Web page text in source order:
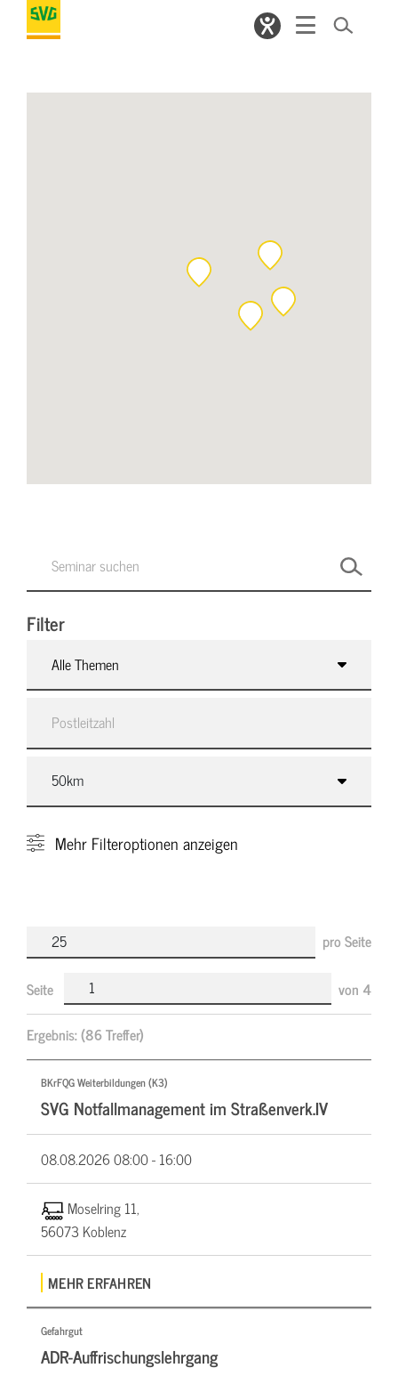
Filter
Alle Themen
Mehr Filteroptionen anzeigen
pro Seite
Seite von 4
Ergebnis:(86 Treffer)
BKrFQG Weiterbildungen (K3)
SVG Notfallmanagement im Straßenverk.IV
08.08.202608:00 - 16:00
Moselring 11,
56073 Koblenz
MEHR ERFAHREN
Gefahrgut
ADR-Auffrischungslehrgang